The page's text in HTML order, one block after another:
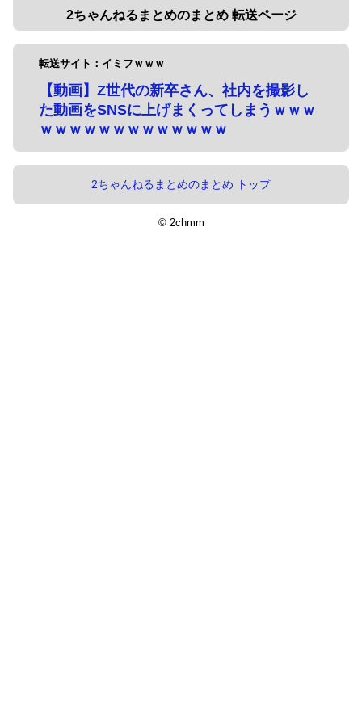
2ちゃんねるまとめのまとめ 転送ページ
転送サイト：イミフｗｗｗ
【動画】Z世代の新卒さん、社内を撮影し
た動画をSNSに上げまくってしまうｗｗｗ
ｗｗｗｗｗｗｗｗｗｗｗｗｗ
2ちゃんねるまとめのまとめ トップ
© 2chmm